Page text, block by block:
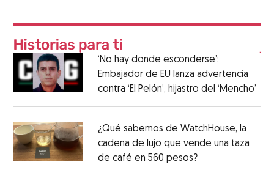
‘No hay donde esconderse’:
Embajador de EU lanza advertencia
contra ‘El Pelón’, hijastro del ‘Mencho’
¿Qué sabemos de WatchHouse, la
cadena de lujo que vende una taza
de café en 560 pesos?